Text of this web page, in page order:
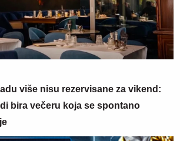
više nisu rezervisane za vikend:
bira večeru koja se spontano